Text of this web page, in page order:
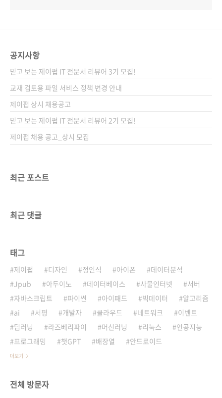
공지사항
믿고 보는 제이펍 IT 전문서 리뷰어 3기 모집!
교재 검토용 파일 서비스 정책 변경 안내
제이펍 상시 채용공고
믿고 보는 제이펍 IT 전문서 리뷰어 2기 모집!
제이펍 채용 공고_상시 모집
최근 포스트
최근 댓글
태그
제이펍 디자인 정인식 아이폰
데이터분석
Jpub
아두이노 데이터베이스 사물인터넷
서버
자바스크립트
파이썬 아이패드 빅데이터
알고리즘
ai
서평 개발자 클라우드 네트워크
이벤트
딥러닝
라즈베리파이 머신러닝 리눅스
인공지능
프로그래밍
챗GPT 배장열 안드로이드
더보기
전체 방문자